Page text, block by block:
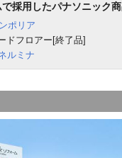
採用したパナソニック
ポリア
フロアー[終了品]
ルミナ